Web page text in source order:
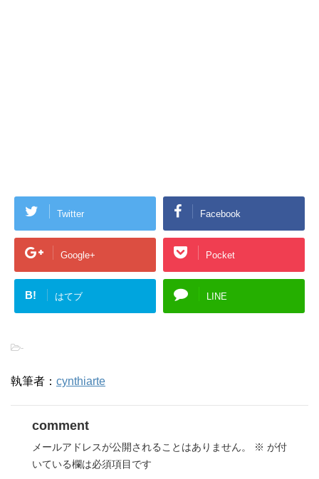
Twitter Facebook
Google+ Pocket
B! はてブ LINE
-
執筆者： cynthiarte
comment
メールアドレスが公開されることはありません。 ※ が付
いている欄は必須項目です